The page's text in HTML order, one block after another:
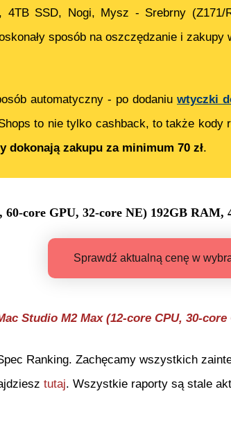
4TB SSD, Nogi, Mysz - Srebrny (Z171/
sposób na oszczędzanie i
automatyczny - po dodaniu wtyczki
to nie tylko cashback, to także
dokonają zakupu za minimum 70 zł.
core GPU, 32-core NE) 192GB RAM,
Sprawdź aktualną cenę w
Studio M2 Max (12-core CPU, 30-
Ranking. Zachęcamy wszystkich
tutaj. Wszystkie raporty są stale